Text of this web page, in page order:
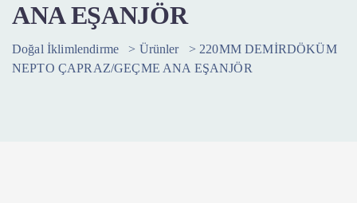
ANA EŞANJÖR
Doğal İklimlendirme > Ürünler > 220MM DEMİRDÖKÜM
NEPTO ÇAPRAZ/GEÇME ANA EŞANJÖR